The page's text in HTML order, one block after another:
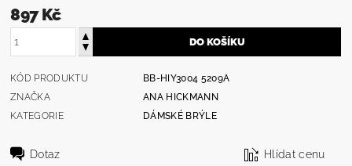
897 Kč
KÓD PRODUKTU
BB-HIY3004 5209A
ZNAČKA
ANA HICKMANN
KATEGORIE
DÁMSKÉ BRÝLE
Dotaz Hlídat cenu